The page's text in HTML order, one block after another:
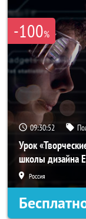
-100%
09:30:50
Урок
школы дизайна
Россия